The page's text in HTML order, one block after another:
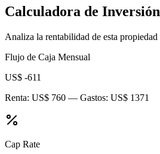
Calculadora de Inversión
Analiza la rentabilidad de esta propiedad
Flujo de Caja Mensual
US$ -611
Renta: US$ 760 — Gastos: US$ 1371
Cap Rate